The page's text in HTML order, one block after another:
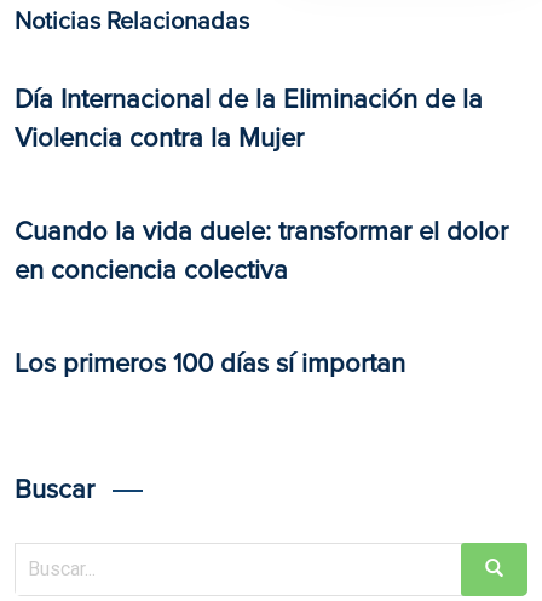
Noticias Relacionadas
Día Internacional de la Eliminación de la
Violencia contra la Mujer
Cuando la vida duele: transformar el dolor
en conciencia colectiva
Los primeros 100 días sí importan
Buscar